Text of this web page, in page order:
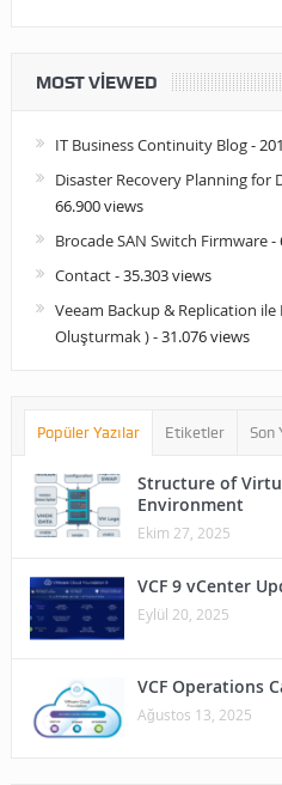
MOST VIEWED
IT Business Continuity Blog-
Disaster Recovery Planning for
66.900 views
Brocade SAN Switch Firmware-
Contact- 35.303 views
Veeam Backup & Replication
Oluşturmak )- 31.076 views
Popüler Yazılar Etiketler Son
Structure of
Environment
Ekim 27, 2025
VCF 9 vCenter
Eylül 20, 2025
VCF Operations
Ağustos 13, 2025